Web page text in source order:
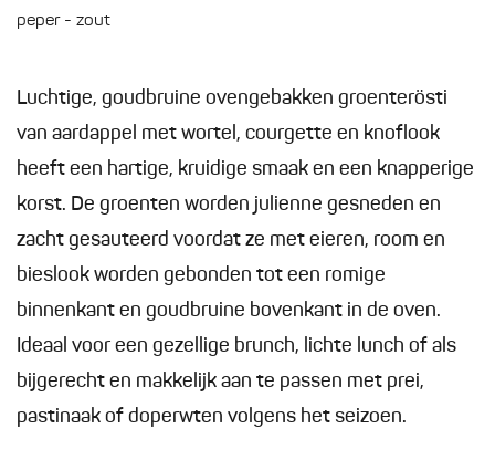
peper - zout
Luchtige, goudbruine ovengebakken groenterösti
van aardappel met wortel, courgette en knoflook
heeft een hartige, kruidige smaak en een knapperige
korst. De groenten worden julienne gesneden en
zacht gesauteerd voordat ze met eieren, room en
bieslook worden gebonden tot een romige
binnenkant en goudbruine bovenkant in de oven.
Ideaal voor een gezellige brunch, lichte lunch of als
bijgerecht en makkelijk aan te passen met prei,
pastinaak of doperwten volgens het seizoen.